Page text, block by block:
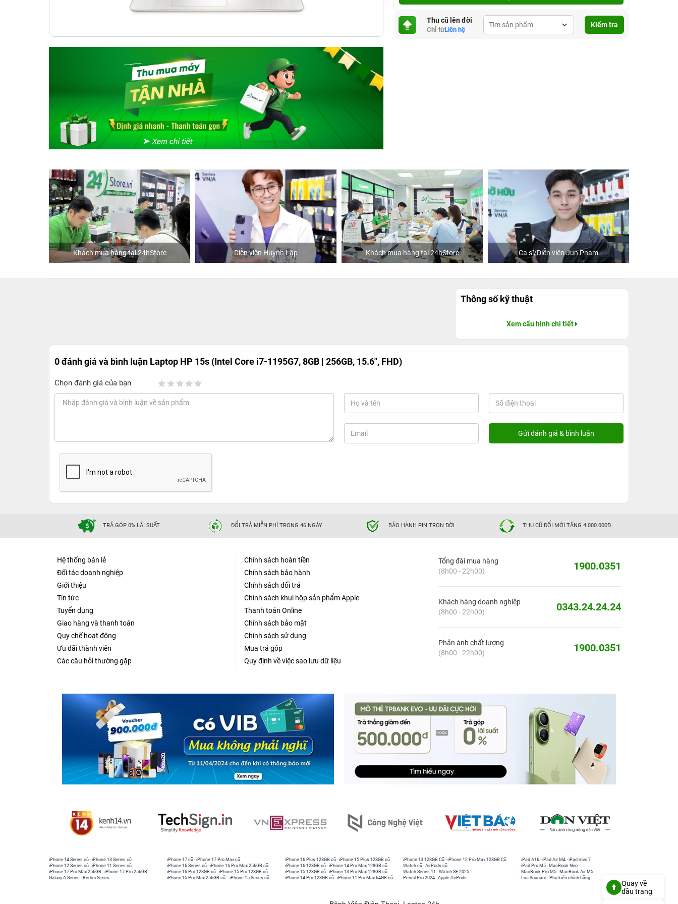
Thu cũ lên đời
Chỉ từLiên hệ
Kiểm tra
Khách mua hàng tại 24hStore Diễn viên Huỳnh Lập Khách mua hàng tại 24hStore Ca sĩ/Diễn viên Jun Phạm
Thông số kỹ thuật
Xem cấu hình chi tiết
0 đánh giá và bình luận Laptop HP 15s (Intel Core i7-1195G7, 8GB | 256GB, 15.6", FHD)
Chọn đánh giá của bạn
TRẢ GÓP 0% LÃI SUẤT ĐỔI TRẢ MIỄN PHÍ TRONG 46 NGÀY BẢO HÀNH PIN TRỌN ĐỜI THU CŨ ĐỔI MỚI TẶNG 4.000.000Đ
Hệ thống bán lẻ
Đối tác doanh nghiệp
Giới thiệu
Tin tức
Tuyển dụng
Giao hàng và thanh toán
Quy chế hoạt động
Ưu đãi thành viên
Các câu hỏi thường gặp
Chính sách hoàn tiền
Chính sách bảo hành
Chính sách đổi trả
Chính sách khui hộp sản phẩm Apple
Thanh toán Online
Chính sách bảo mật
Chính sách sử dụng
Mua trả góp
Quy định về việc sao lưu dữ liệu
Tổng đài mua hàng
(8h00 - 22h00)
1900.0351
Khách hàng doanh nghiệp
(8h00 - 22h00)
0343.24.24.24
Phản ánh chất lượng
(8h00 - 22h00)
1900.0351
iPhone 14 Series cũ -iPhone 13 Series cũ
iPhone 12 Series cũ -iPhone 11 Series cũ
iPhone 17 Pro Max 256GB -iPhone 17 Pro 256GB
Galaxy A Series - Redmi Series
iPhone 17 cũ -iPhone 17 Pro Max cũ
iPhone 16 Series cũ - iPhone 16 Pro Max 256GB cũ
iPhone 16 Pro 128GB cũ -iPhone 15 Pro 128GB cũ
iPhone 15 Pro Max 256GB cũ - iPhone 15 Series cũ
iPhone 16 Plus 128GB cũ -iPhone 15 Plus 128GB cũ
iPhone 16 128GB cũ -iPhone 14 Pro Max 128GB cũ
iPhone 15 128GB cũ -iPhone 13 Pro Max 128GB cũ
iPhone 14 Pro 128GB cũ -iPhone 11 Pro Max 64GB cũ
iPhone 13 128GB Cũ -iPhone 12 Pro Max 128GB Cũ
Watch cũ -AirPods cũ
Watch Series 11 -Watch SE 2025
Pencil Pro 2024 -Apple AirPods
iPad A16 -iPad Air M4 -iPad mini 7
iPad Pro M5 - MacBook Neo
MacBook Pro M5 - MacBook Air M5
Loa Sounarc - Phụ kiện chính hãng
Quay về
đầu trang